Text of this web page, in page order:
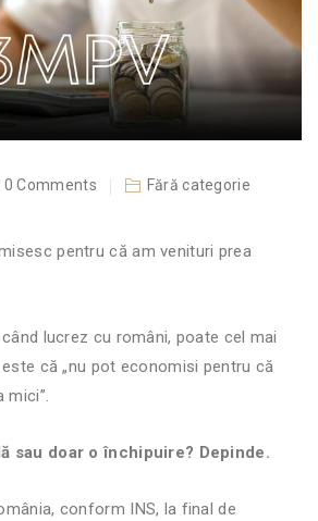
0 Comments Fără categorie
pentru că am venituri prea
când lucrez cu români, poate cel mai
că „nu pot economisi pentru că
mici”.
sau doar o închipuire? Depinde.
conform INS, la final de